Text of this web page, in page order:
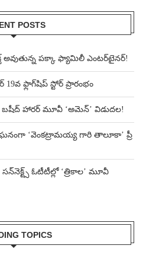
POSTS
అవుతున్న పక్కా ఫ్యామిలీ ఎంటర్‌టైనర్!
ఫ్లాగ్‌షిప్ స్టోర్ ప్రారంభం
బషీద్‌ హారర్ మూవీ ‘అమెన్’ విడుదల!
ఘనంగా ‘వెంకట్రామయ్య గారి తాలూకా’ ప్రీ
ఓటీటీల్లో ‘త్రికాల’ మూవీ
TOPICS